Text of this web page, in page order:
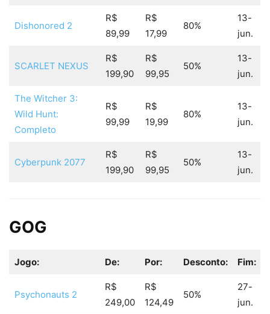
Dishonored 2
R$
89,99
R$
17,99
80%
13-
jun.
SCARLET NEXUS
R$
199,90
R$
99,95
50%
13-
jun.
The Witcher 3:
Wild Hunt:
Completo
R$
99,99
R$
19,99
80%
13-
jun.
Cyberpunk 2077
R$
199,90
R$
99,95
50%
13-
jun.
GOG
Jogo: De: Por: Desconto: Fim:
Psychonauts 2
R$
249,00
R$
124,49
50%
27-
jun.